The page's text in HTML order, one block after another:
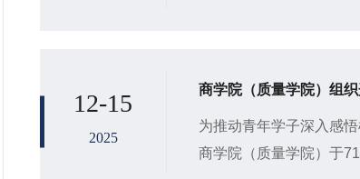
12-15
2025
商学院（质量学院）组
为推动青年学子深入感
商学院（质量学院）于